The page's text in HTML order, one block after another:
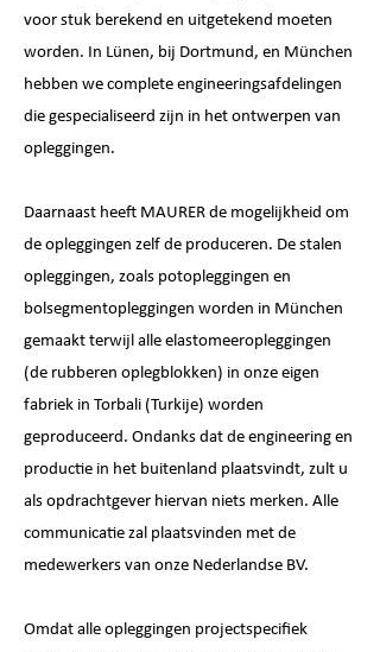
voor stuk berekend en uitgetekend moeten
worden. In Lünen, bij Dortmund, en München
hebben we complete engineeringsafdelingen
die gespecialiseerd zijn in het ontwerpen van
opleggingen.
Daarnaast heeft MAURER de mogelijkheid om
de opleggingen zelf de produceren. De stalen
opleggingen, zoals potopleggingen en
bolsegmentopleggingen worden in München
gemaakt terwijl alle elastomeeropleggingen
(de rubberen oplegblokken) in onze eigen
fabriek in Torbali (Turkije) worden
geproduceerd. Ondanks dat de engineering en
productie in het buitenland plaatsvindt, zult u
als opdrachtgever hiervan niets merken. Alle
communicatie zal plaatsvinden met de
medewerkers van onze Nederlandse BV.
Omdat alle opleggingen projectspecifiek